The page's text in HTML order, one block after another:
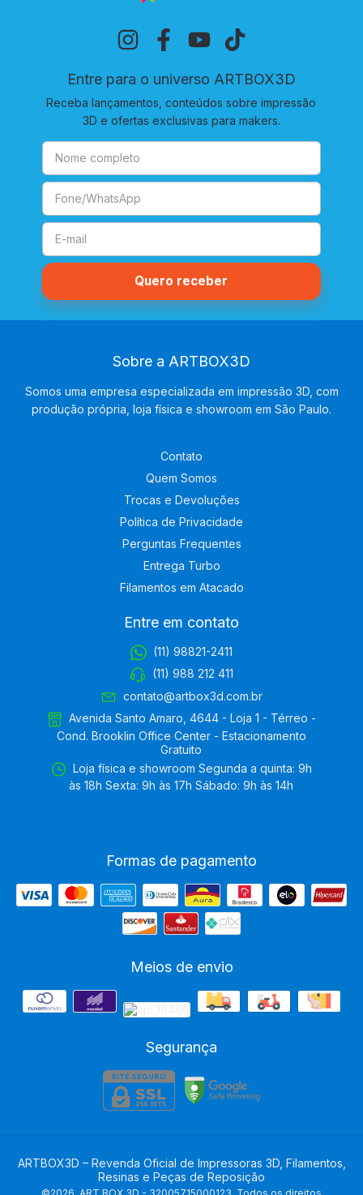
Entre para o universo ARTBOX3D
Receba lançamentos, conteúdos sobre impressão
3D e ofertas exclusivas para makers.
Sobre a ARTBOX3D
Somos uma empresa especializada em impressão 3D, com
produção própria, loja física e showroom em São Paulo.
Contato
Quem Somos
Trocas e Devoluções
Política de Privacidade
Perguntas Frequentes
Entrega Turbo
Filamentos em Atacado
Entre em contato
(11) 98821-2411
(11) 988 212 411
contato@artbox3d.com.br
Avenida Santo Amaro, 4644 - Loja 1 - Térreo -
Cond. Brooklin Office Center - Estacionamento
Gratuito
Loja física e showroom Segunda a quinta: 9h
às 18h Sexta: 9h às 17h Sábado: 9h às 14h
Formas de pagamento
Meios de envio
Segurança
ARTBOX3D – Revenda Oficial de Impressoras 3D, Filamentos,
Resinas e Peças de Reposição